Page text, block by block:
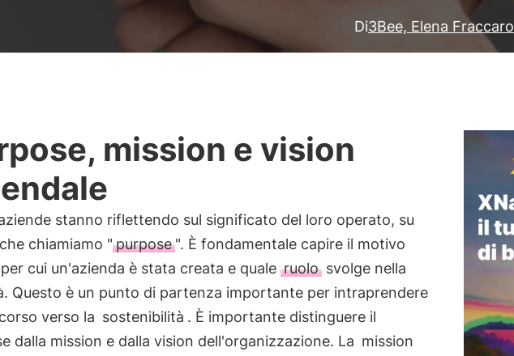
Di3Bee, Elena Fraccaro
mission e vision
stanno riflettendo sul significato del loro operato, su
chiamiamo " purpose". È fondamentale capire il motivo
cui un'azienda è stata creata e quale ruolosvolge nella
Questo è un punto di partenza importante per intraprendere
verso la sostenibilità . È importante distinguere il
dalla mission e dalla vision dell'organizzazione. La mission